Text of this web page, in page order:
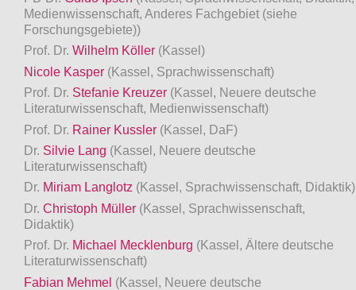
Medienwissenschaft, Anderes Fachgebiet (siehe
Forschungsgebiete))
Prof. Dr. Wilhelm Köller (Kassel)
Nicole Kasper (Kassel, Sprachwissenschaft)
Prof. Dr. Stefanie Kreuzer (Kassel, Neuere deutsche
Literaturwissenschaft, Medienwissenschaft)
Prof. Dr. Rainer Kussler (Kassel, DaF)
Dr. Silvie Lang (Kassel, Neuere deutsche
Literaturwissenschaft)
Dr. Miriam Langlotz (Kassel, Sprachwissenschaft, Didaktik)
Dr. Christoph Müller (Kassel, Sprachwissenschaft,
Didaktik)
Prof. Dr. Michael Mecklenburg (Kassel, Ältere deutsche
Literaturwissenschaft)
Fabian Mehmel (Kassel, Neuere deutsche